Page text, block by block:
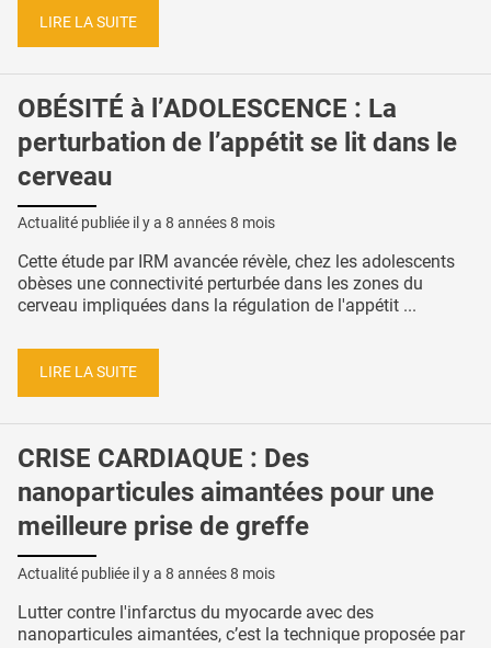
LIRE LA SUITE
OBÉSITÉ à l’ADOLESCENCE : La
perturbation de l’appétit se lit dans le
cerveau
Actualité publiée il y a 8 années 8 mois
Cette étude par IRM avancée révèle, chez les adolescents
obèses une connectivité perturbée dans les zones du
cerveau impliquées dans la régulation de l'appétit ...
LIRE LA SUITE
CRISE CARDIAQUE : Des
nanoparticules aimantées pour une
meilleure prise de greffe
Actualité publiée il y a 8 années 8 mois
Lutter contre l'infarctus du myocarde avec des
nanoparticules aimantées, c’est la technique proposée par